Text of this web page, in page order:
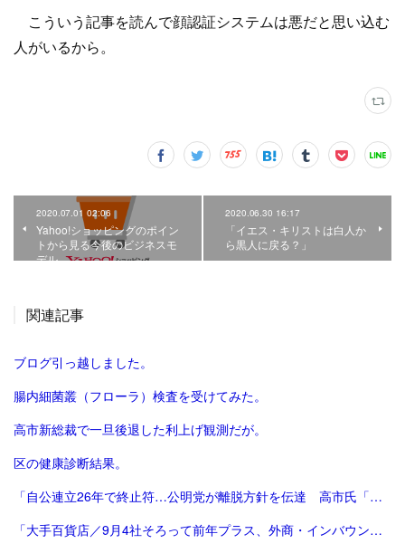
こういう記事を読んで顔認証システムは悪だと思い込む
人がいるから。
2020.07.01 02:06
Yahoo!ショッピングのポイン
トから見る今後のビジネスモ
デル。
2020.06.30 16:17
「イエス・キリストは白人か
ら黒人に戻る？」
関連記事
ブログ引っ越しました。
腸内細菌叢（フローラ）検査を受けてみた。
高市新総裁で一旦後退した利上げ観測だが。
区の健康診断結果。
「自公連立26年で終止符…公明党が離脱方針を伝達 高市氏「一方的に…大変残念」斉藤氏「誠に不十分…いったん白紙」｜FNNプライムオンライン」
「大手百貨店／9月4社そろって前年プラス、外商・インバウンド好調 | 流通ニュース」